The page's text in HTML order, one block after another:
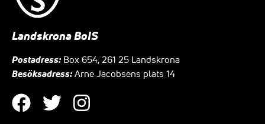
Landskrona BoIS
Postadress: Box 654, 261 25 Landskrona
Besöksadress: Arne Jacobsens plats 14